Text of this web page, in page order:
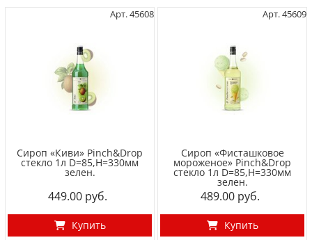
Арт. 45608
Сироп «Киви» Pinch&Drop
стекло 1л D=85,H=330мм
зелен.
449.00
Купить
Арт. 45609
Сироп «Фисташковое
мороженое» Pinch&Drop
стекло 1л D=85,H=330мм
зелен.
489.00
Купить